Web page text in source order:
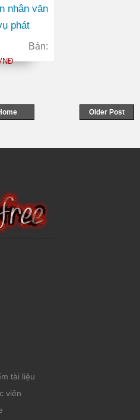
nhân văn
phát
lịch ở
Hồ Chí
Bán:
Older Post
tài liệu
viên